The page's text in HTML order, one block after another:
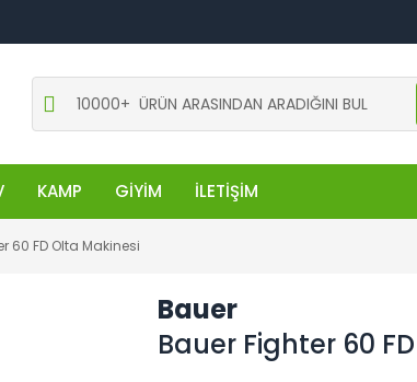
KAMP GİYİM İLETİŞİM
60 FD Olta Makinesi
Bauer
Bauer Fighter 60